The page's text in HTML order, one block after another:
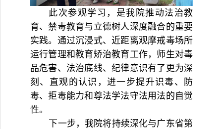
此次参观学习，是我院推动法治教
育、禁毒教育与立德树人深度融合的重要
实践。通过沉浸式、近距离观摩戒毒场所
运行管理和教育矫治教育工作，师生对毒
品危害、法治底线、纪律意识有了更为深
刻、直观的认识，进一步提升识毒、防
毒、拒毒能力和尊法学法守法用法的自觉
性。
下一步，我院将持续深化与广东省第